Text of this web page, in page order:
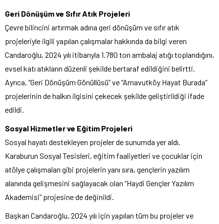
Geri Dönüşüm ve Sıfır Atık Projeleri
Çevre bilincini artırmak adına geri dönüşüm ve sıfır atık
projeleriyle ilgili yapılan çalışmalar hakkında da bilgi veren
Candaroğlu, 2024 yılı itibarıyla 1.780 ton ambalaj atığı toplandığını,
evsel katı atıkların düzenli şekilde bertaraf edildiğini belirtti.
Ayrıca, “Geri Dönüşüm Gönüllüsü” ve “Arnavutköy Hayat Burada”
projelerinin de halkın ilgisini çekecek şekilde geliştirildiği ifade
edildi.
Sosyal Hizmetler ve Eğitim Projeleri
Sosyal hayatı destekleyen projeler de sunumda yer aldı.
Karaburun Sosyal Tesisleri, eğitim faaliyetleri ve çocuklar için
atölye çalışmaları gibi projelerin yanı sıra, gençlerin yazılım
alanında gelişmesini sağlayacak olan “Haydi Gençler Yazılım
Akademisi” projesine de değinildi.
Başkan Candaroğlu, 2024 yılı için yapılan tüm bu projeler ve